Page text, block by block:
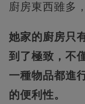
廚房東西雖多
她家的廚房只
到了極致，不
一種物品都進
的便利性。